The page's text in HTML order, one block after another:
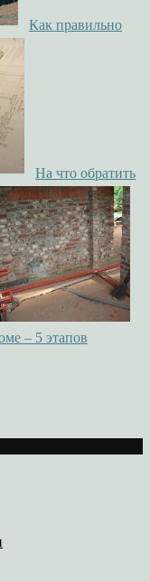
Как правильно
На что обратить
– 5 этапов